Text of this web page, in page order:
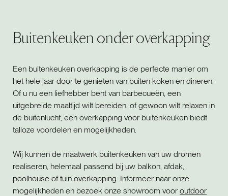
Buitenkeuken onder overkapping
Een buitenkeuken overkapping is de perfecte manier om
het hele jaar door te genieten van buiten koken en dineren.
Of u nu een liefhebber bent van barbecueën, een
uitgebreide maaltijd wilt bereiden, of gewoon wilt relaxen in
de buitenlucht, een overkapping voor buitenkeuken biedt
talloze voordelen en mogelijkheden.
Wij kunnen de maatwerk buitenkeuken van uw dromen
realiseren, helemaal passend bij uw balkon, afdak,
poolhouse of tuin overkapping. Informeer naar onze
mogelijkheden en bezoek onze showroom voor outdoor